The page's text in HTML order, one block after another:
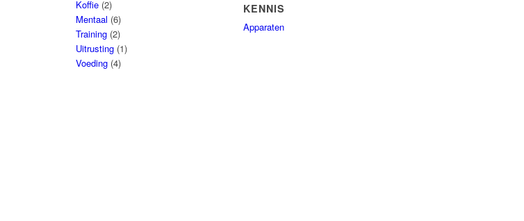
Koffie (2)
Mentaal (6)
Training (2)
Uitrusting (1)
Voeding (4)
KENNIS
Apparaten